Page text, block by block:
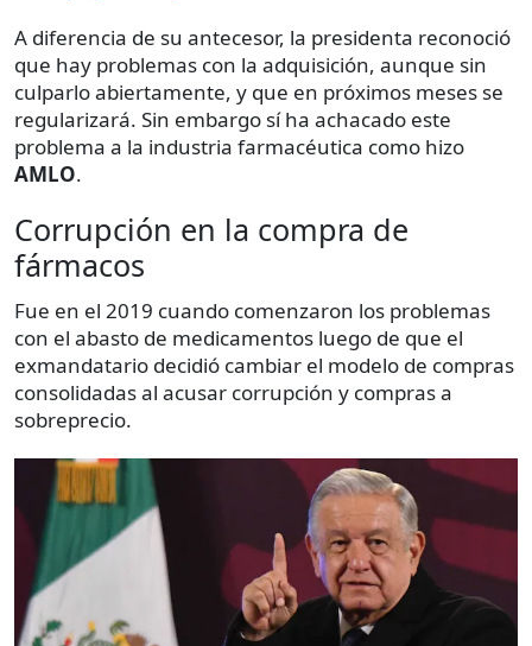
A diferencia de su antecesor, la presidenta reconoció
que hay problemas con la adquisición, aunque sin
culparlo abiertamente, y que en próximos meses se
regularizará. Sin embargo sí ha achacado este
problema a la industria farmacéutica como hizo
AMLO.
Corrupción en la compra de
fármacos
Fue en el 2019 cuando comenzaron los problemas
con el abasto de medicamentos luego de que el
exmandatario decidió cambiar el modelo de compras
consolidadas al acusar corrupción y compras a
sobreprecio.